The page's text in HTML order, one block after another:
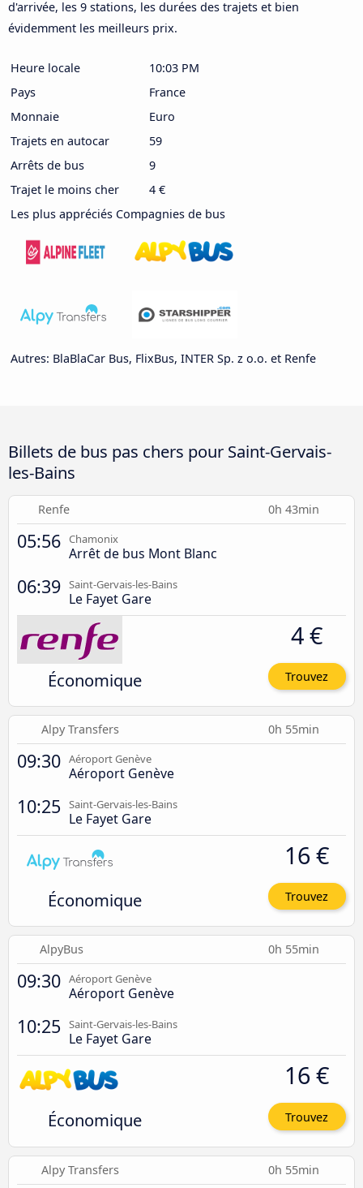
d'arrivée, les 9 stations, les durées des trajets et bien
évidemment les meilleurs prix.
Heure locale
10:03 PM
Pays
France
Monnaie
Euro
Trajets en autocar
59
Arrêts de bus
9
Trajet le moins cher
4 €
Les plus appréciés Compagnies de bus
Autres: BlaBlaCar Bus, FlixBus, INTER Sp. z o.o. et Renfe
Billets de bus pas chers pour Saint-Gervais-
les-Bains
Renfe 0h 43min
05:56 Chamonix
Arrêt de bus Mont Blanc
06:39 Saint-Gervais-les-Bains
Le Fayet Gare
Économique
4 €
Trouvez
Alpy Transfers 0h 55min
09:30 Aéroport Genève
Aéroport Genève
10:25 Saint-Gervais-les-Bains
Le Fayet Gare
Économique
16 €
Trouvez
AlpyBus 0h 55min
09:30 Aéroport Genève
Aéroport Genève
10:25 Saint-Gervais-les-Bains
Le Fayet Gare
Économique
16 €
Trouvez
Alpy Transfers 0h 55min